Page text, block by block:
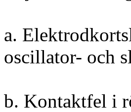
a.
oscillator- och
b. Kontaktfel i